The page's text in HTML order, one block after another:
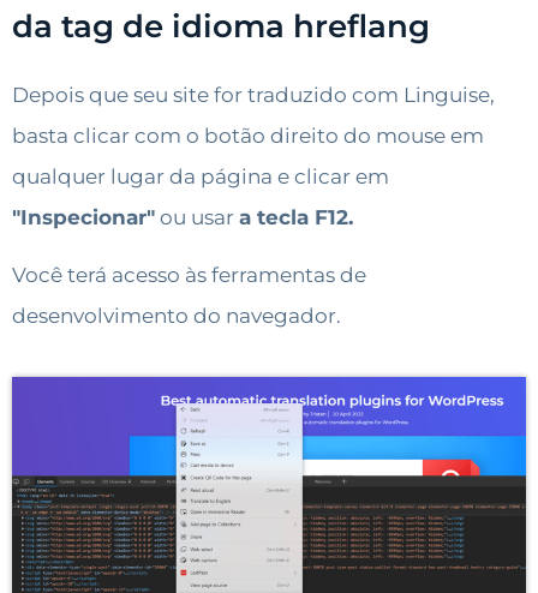
da tag de idioma hreflang
Depois que seu site for traduzido com Linguise,
basta clicar com o botão direito do mouse em
qualquer lugar da página e clicar em
"Inspecionar" ou usar a tecla F12.
Você terá acesso às ferramentas de
desenvolvimento do navegador.